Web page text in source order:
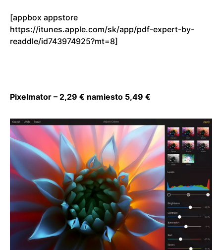
[appbox appstore
https://itunes.apple.com/sk/app/pdf-expert-by-
readdle/id743974925?mt=8]
Pixelmator – 2,29 € namiesto 5,49 €